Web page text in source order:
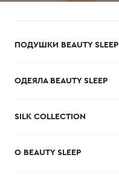
ПОДУШКИ BEAUTY SLEEP
ОДЕЯЛА BEAUTY SLEEP
SILK COLLECTION
О BEAUTY SLEEP